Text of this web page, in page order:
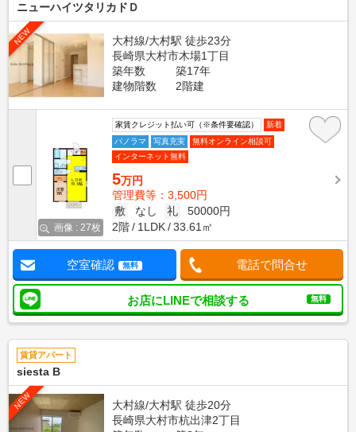
ニューハイツタリカドＤ
NEW
大村線/大村駅 徒歩23分
長崎県大村市木場1丁目
築年数
築17年
建物階数
2階建
画像 : 27枚
家賃クレジット払い可（※条件要確認）
新着
パノラマ
写真充実
無料オンライン相談可
インターネット無料
5万円
管理費等：3,500円
敷
なし 礼
50000円
2階
1LDK 33.61㎡
空室確認 無料 電話で問合せ
お店にLINEで相談する 無料
賃貸アパート
siesta B
NEW
大村線/大村駅 徒歩20分
長崎県大村市杭出津2丁目